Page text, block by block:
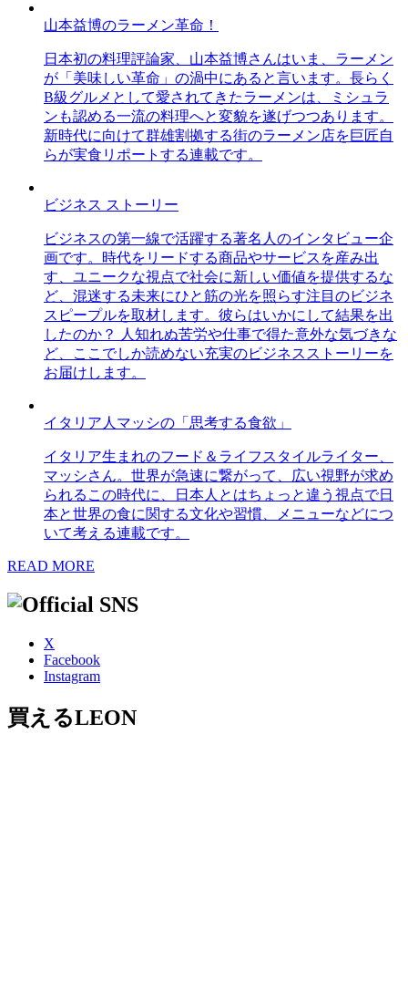
山本益博のラーメン革命！
日本初の料理評論家、山本益博さんはいま、ラーメン
が「美味しい革命」の渦中にあると言います。長らく
B級グルメとして愛されてきたラーメンは、ミシュラ
ンも認める一流の料理へと変貌を遂げつつあります。
新時代に向けて群雄割拠する街のラーメン店を巨匠自
らが実食リポートする連載です。
ビジネス ストーリー
ビジネスの第一線で活躍する著名人のインタビュー企
画です。時代をリードする商品やサービスを産み出
す、ユニークな視点で社会に新しい価値を提供するな
ど、混迷する未来にひと筋の光を照らす注目のビジネ
スピープルを取材します。彼らはいかにして結果を出
したのか？ 人知れぬ苦労や仕事で得た意外な気づきな
ど、ここでしか読めない充実のビジネスストーリーを
お届けします。
イタリア人マッシの「思考する食欲」
イタリア生まれのフード＆ライフスタイルライター、
マッシさん。世界が急速に繋がって、広い視野が求め
られるこの時代に、日本人とはちょっと違う視点で日
本と世界の食に関する文化や習慣、メニューなどにつ
いて考える連載です。
READ MORE
X
Facebook
Instagram
買えるLEON